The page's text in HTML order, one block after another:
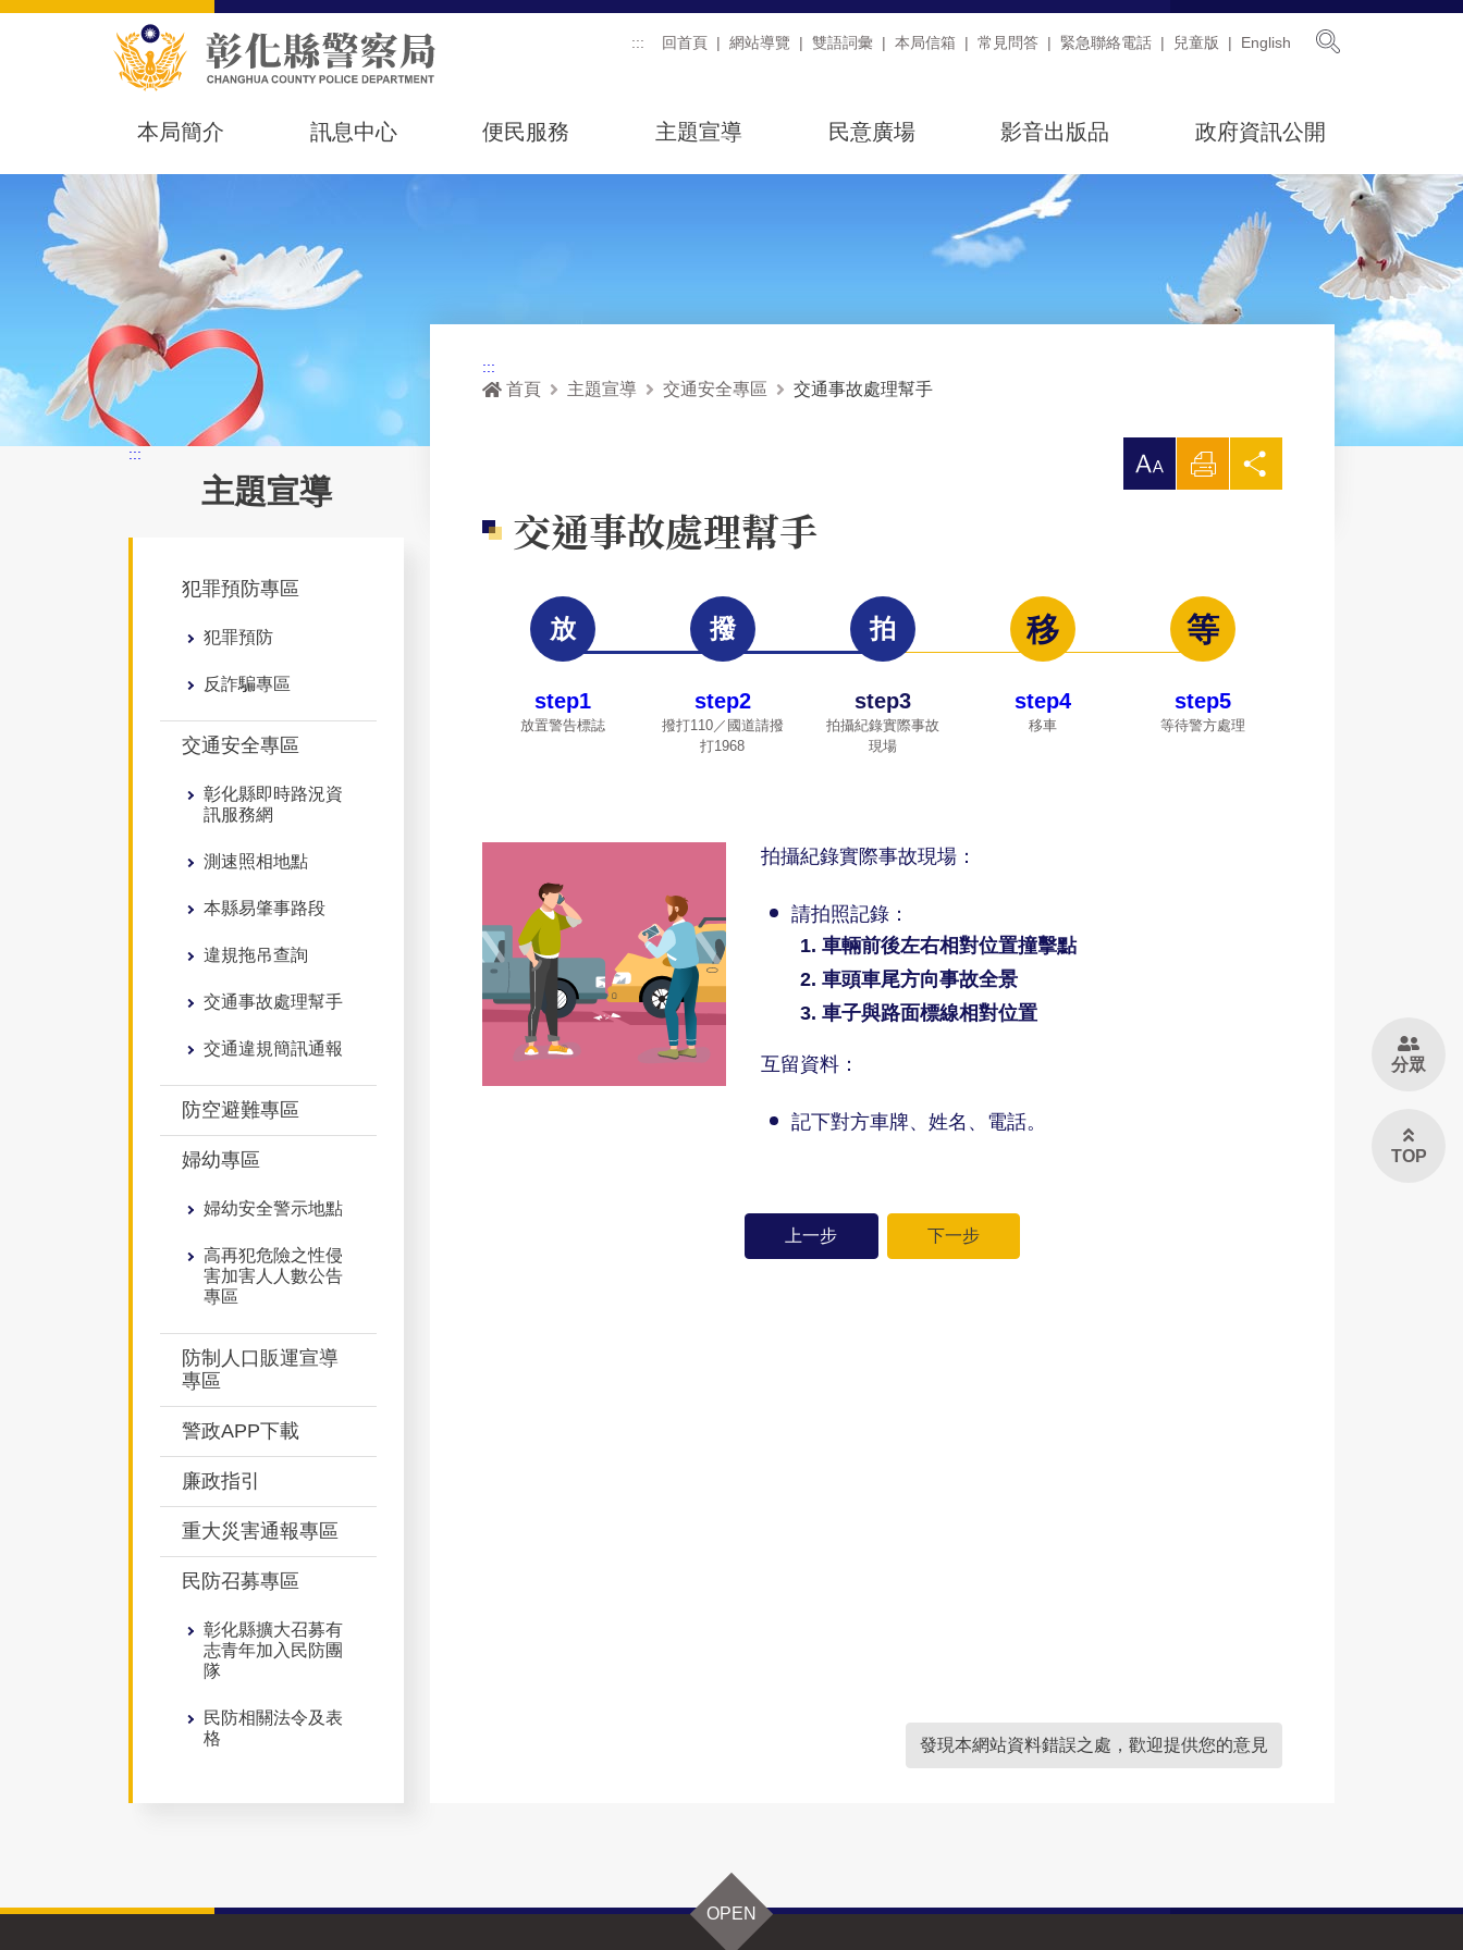
::: 回首頁 網站導覽 雙語詞彙 本局信箱 常見問答 緊急聯絡電話 兒童版 English
本局簡介 訊息中心 便民服務 主題宣導 民意廣場 影音出版品 政府資訊公開
:::
主題宣導
犯罪預防專區
犯罪預防
反詐騙專區
交通安全專區
彰化縣即時路況資
訊服務網
測速照相地點
本縣易肇事路段
違規拖吊查詢
交通事故處理幫手
交通違規簡訊通報
防空避難專區
婦幼專區
婦幼安全警示地點
高再犯危險之性侵
害加害人人數公告
專區
防制人口販運宣導
專區
警政APP下載
廉政指引
重大災害通報專區
民防召募專區
彰化縣擴大召募有
志青年加入民防團
隊
民防相關法令及表
格
:::
首頁 主題宣導 交通安全專區 交通事故處理幫手
放 列
交通事故處理幫手
step1
放置警告標誌
step2
撥打110／國道請撥
打1968
step3
拍攝紀錄實際事故
現場
step4
移車
step5
等待警方處理
拍攝紀錄實際事故現場：
請拍照記錄：
車輛前後左右相對位置撞擊點
車頭車尾方向事故全景
車子與路面標線相對位置
互留資料：
記下對方車牌、姓名、電話。
上一步 下一步
發現本網站資料錯誤之處，歡迎提供您的意見
OPEN
分眾
TOP